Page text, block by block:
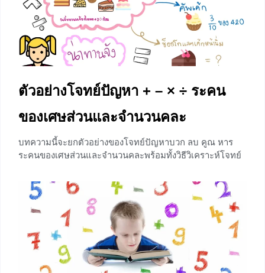
สังเกตง่ายๆที่จะสามารถทำให้เราทำได้อย่างรวดเร็วและถูก
ต้องยิ่งขึ้น
+9
ตัวอย่างโจทย์ปัญหา + – × ÷ ระคน
ของเศษส่วนและจำนวนคละ
บทความนี้จะยกตัวอย่างของโจทย์ปัญหาบวก ลบ คูณ หาร
ระคนของเศษส่วนและจำนวนคละพร้อมทั้งวิธีวิเคราะห์โจทย์
ผล หลังจากอ่านบทความนี้จบน้อง ๆ จะสามารถทำความ
เข้าใจกับโจทย์ปัญหาบวก ลบ คูณ หารระคนของเศษส่วนและ
จำนวนคละและแก้โจทย์ได้ดียิ่งขึ้น
+19